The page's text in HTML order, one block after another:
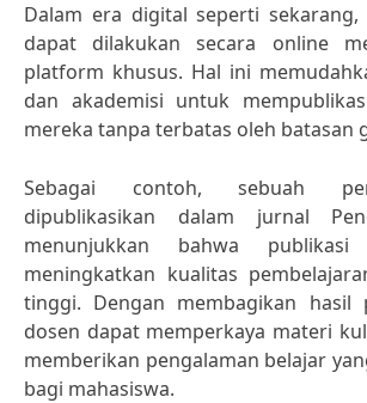
Dalam era digital seperti
dapat dilakukan secara online
platform khusus. Hal ini
dan akademisi untuk
mereka tanpa terbatas oleh batasan
Sebagai contoh, sebuah
dipublikasikan dalam jurnal
menunjukkan bahwa
meningkatkan kualitas
tinggi. Dengan membagikan hasil
dosen dapat memperkaya materi
memberikan pengalaman belajar
bagi mahasiswa.